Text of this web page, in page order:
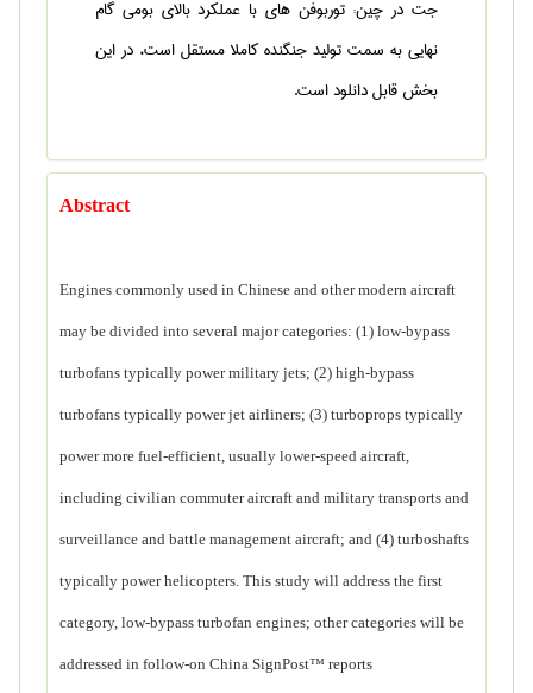
جت در چین: توربوفن های با عملکرد بالای بومی گام
نهایی به سمت تولید جنگنده کاملا مستقل است، در این
بخش قابل دانلود است.
Abstract
Engines commonly used in Chinese and other modern aircraft
may be divided into several major categories: (1) low-bypass
turbofans typically power military jets; (2) high-bypass
turbofans typically power jet airliners; (3) turboprops typically
power more fuel-efficient, usually lower-speed aircraft,
including civilian commuter aircraft and military transports and
surveillance and battle management aircraft; and (4) turboshafts
typically power helicopters. This study will address the first
category, low-bypass turbofan engines; other categories will be
addressed in follow-on China SignPost™ reports